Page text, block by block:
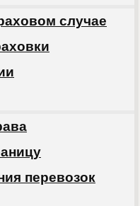
случае
перевозок